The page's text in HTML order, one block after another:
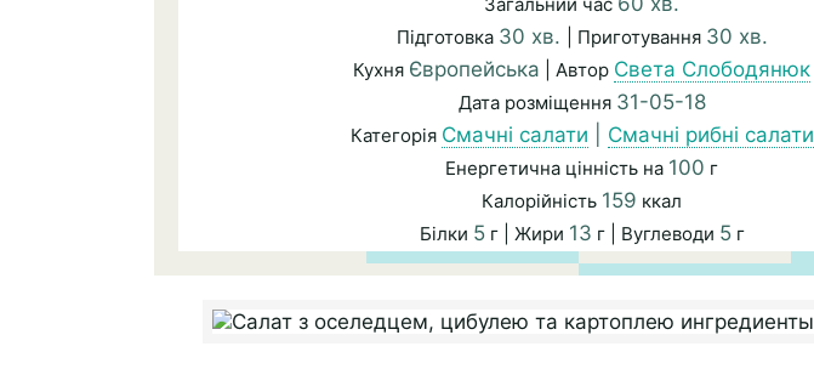
Підготовка 30 хв. | Приготування 30 хв.
Кухня Європейська | Автор Света Слободянюк
Дата розміщення 31-05-18
Категорія Смачні салати Смачні рибні салати
Енергетична цінність на 100 г
Калорійність 159 ккал
Білки 5г | Жири 13 г | Вуглеводи 5г